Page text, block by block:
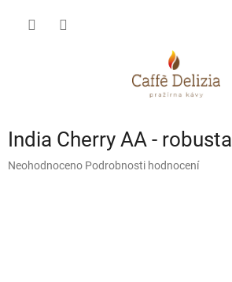
India Cherry AA - robusta
Průměrné
Neohodnoceno Podrobnosti hodnocení